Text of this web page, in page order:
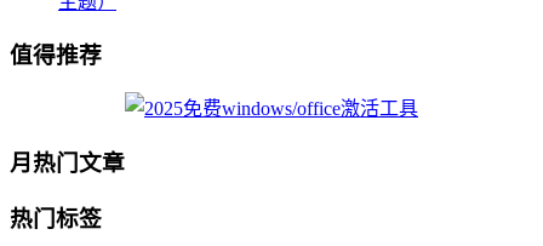
值得推荐
月热门文章
热门标签